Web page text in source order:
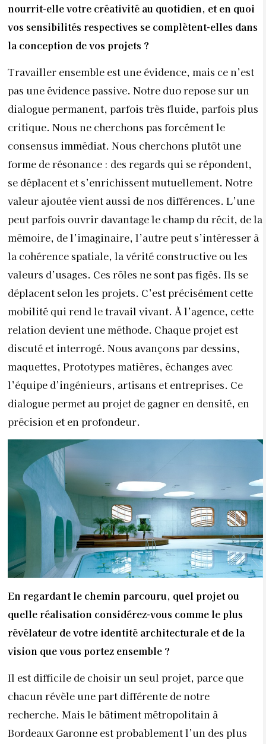
nourrit-elle votre créativité au quotidien, et en quoi
vos sensibilités respectives se complètent-elles dans
la conception de vos projets ?
Travailler ensemble est une évidence, mais ce n’est
pas une évidence passive. Notre duo repose sur un
dialogue permanent, parfois très fluide, parfois plus
critique. Nous ne cherchons pas forcément le
consensus immédiat. Nous cherchons plutôt une
forme de résonance : des regards qui se répondent,
se déplacent et s’enrichissent mutuellement. Notre
valeur ajoutée vient aussi de nos différences. L’une
peut parfois ouvrir davantage le champ du récit, de la
mémoire, de l’imaginaire, l’autre peut s’intéresser à
la cohérence spatiale, la vérité constructive ou les
valeurs d’usages. Ces rôles ne sont pas figés. Ils se
déplacent selon les projets. C’est précisément cette
mobilité qui rend le travail vivant. À l’agence, cette
relation devient une méthode. Chaque projet est
discuté et interrogé. Nous avançons par dessins,
maquettes, Prototypes matières, échanges avec
l’équipe d’ingénieurs, artisans et entreprises. Ce
dialogue permet au projet de gagner en densité, en
précision et en profondeur.
En regardant le chemin parcouru, quel projet ou
quelle réalisation considérez-vous comme le plus
révélateur de votre identité architecturale et de la
vision que vous portez ensemble ?
Il est difficile de choisir un seul projet, parce que
chacun révèle une part différente de notre
recherche. Mais le bâtiment métropolitain à
Bordeaux Garonne est probablement l’un des plus